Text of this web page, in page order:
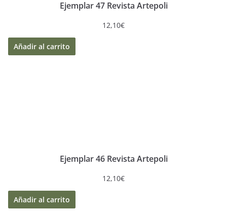
Ejemplar 47 Revista Artepoli
12,10€
Añadir al carrito
Ejemplar 46 Revista Artepoli
12,10€
Añadir al carrito